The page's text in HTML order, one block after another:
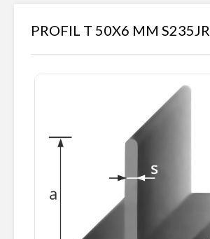
PROFIL T 50X6 MM S235JR